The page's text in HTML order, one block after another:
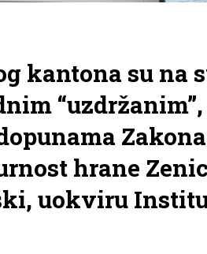
kantona su na
hrane
uokviru